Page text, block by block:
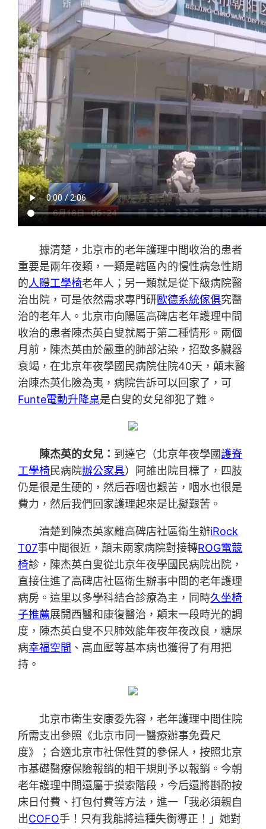
據清楚，北京市的老年護理中間收治的患者
重要是兩年夜類，一類是轄區內的慢性病急性期
的人體工學椅老年人；另一類就是從下級病院醫
治出院，可是依然需求專門研歐德系統傢俱究醫
治的老年人。北京市向陽區高碑店老年護理中間
收治的患者陳杰英白叟就屬于第二種情形。兩個
月前，陳杰英由於嚴重的肺部沾染，招致多臟器
衰竭，在北京年夜學國民病院住院40天，顛末醫
治陳杰英化險為夷，病院告訴可以回家了，可
Funte電動升降桌是白叟的女兒卻犯了難。
陳杰英的女兒： 到達它（北京年夜學國護脊
工學椅民病院辦公家具）阿誰出院目標了，四肢
仍是很是生硬的，然后吞咽也艱苦，咽水也很是
費力，然后我們回家護理起來是比擬艱苦。
清楚到陳杰英家離高碑店社區衛生辦iRock
T07事中間很近，顛末兩家病院對接轉ROG電競
椅診，陳杰英白叟從北京年夜學國民病院出院，
直接住進了高碑店社區衛生辦事中間的老年護理
病房。這里以多學科結合診療為主，同時久坐椅
子推薦展開西醫和康復醫治，顛末一段時光的調
度，陳杰英白叟不只肺效能年夜年夜改良，糖尿
病幸福空間 、高血壓等基本病也獲得了有用把
持。
北京市衛生安康委先容，老年護理中間住院
所需支出參照《北京市同一醫療辦事免費尺
度》；合適北京市社保性質的參保人，按照北京
市基礎醫療保險報銷的相干規則予以報銷。今朝
老年護理中間還屬于摸索階段，今后還將斟酌按
床日付費、打包付費等方法，進一「我必須親自
出COFO手！只有我能將這種失衡導正！」她對